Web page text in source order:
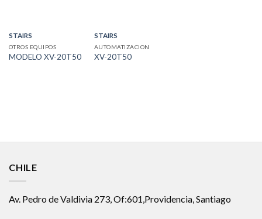
STAIRS
OTROS EQUIPOS
MODELO XV-20T50
STAIRS
AUTOMATIZACION
XV-20T50
CHILE
Av. Pedro de Valdivia 273, Of:601,Providencia, Santiago